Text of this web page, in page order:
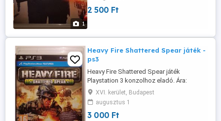
1
esetén minden továbbiból 500Ft
kedvezmény. Személyes átvétel Budapest
esetén ...
2 500 Ft
Heavy Fire Shattered Spear játék -
ps3
Heavy Fire Shattered Spear játék
Playstation 3 konzolhoz eladó. Ára:
3.000Ft Eladók a további hirdetéseim alatt
szereplő játékok is. Több vásárlása
esetén minden továbbiból 500Ft
kedvezmény. Személyes átvétel Budapest
XVI. kerület, Budapest
augusztus 1
3 000 Ft